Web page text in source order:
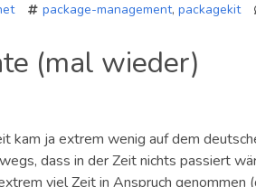
package-management, packagekit
(mal wieder)
kam ja extrem wenig auf dem
dass in der Zeit nichts passiert
viel Zeit in Anspruch genommen